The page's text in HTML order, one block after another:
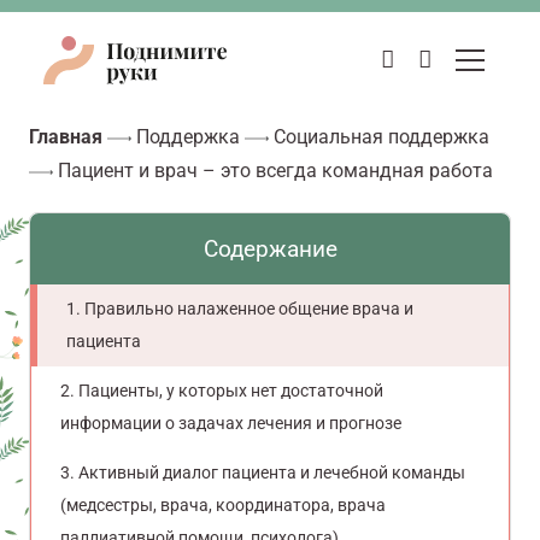
Главная Поддержка
Социальная поддержка
Пациент и врач – это всегда командная работа
Содержание
Правильно налаженное общение врача и
пациента
Пациенты, у которых нет достаточной
информации о задачах лечения и прогнозе
Активный диалог пациента и лечебной команды
(медсестры, врача, координатора, врача